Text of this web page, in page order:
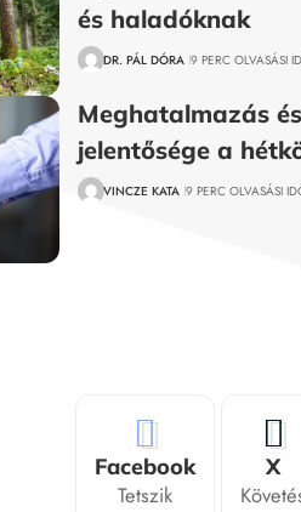
és haladóknak
DR. PÁL DÓRA 9 PERC OLVASÁSI
Meghatalmazás
jelentősége a
VINCZE KATA 9 PERC OLVASÁSI
Facebook
Tetszik
X